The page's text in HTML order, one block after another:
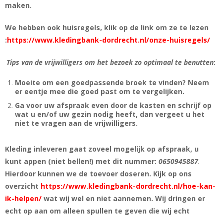
maken.
We hebben ook huisregels, klik op de link om ze te lezen
:https://www.kledingbank-dordrecht.nl/onze-huisregels/
Tips van de vrijwilligers om het bezoek zo optimaal te benutten:
Moeite om een goedpassende broek te vinden? Neem
er eentje mee die goed past om te vergelijken.
Ga voor uw afspraak even door de kasten en schrijf op
wat u en/of uw gezin nodig heeft, dan vergeet u het
niet te vragen aan de vrijwilligers.
Kleding inleveren gaat zoveel mogelijk op afspraak, u
kunt appen (niet bellen!) met dit nummer: 0650945887.
Hierdoor kunnen we de toevoer doseren. Kijk op ons
overzicht https://www.kledingbank-dordrecht.nl/hoe-kan-
ik-helpen/ wat wij wel en niet aannemen. Wij dringen er
echt op aan om alleen spullen te geven die wij echt